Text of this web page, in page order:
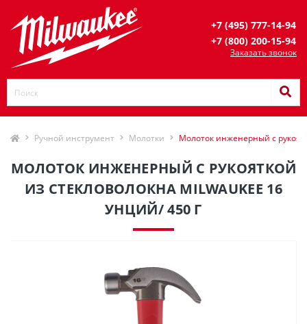
+7 (495) 777-14-94
+7 (800) 200-15-94
Заказать звонок
Ручной инструмент Молотки Молоток инженерный с
МОЛОТОК ИНЖЕНЕРНЫЙ С РУКОЯТКОЙ
ИЗ СТЕКЛОВОЛОКНА MILWAUKEE 16
УНЦИЙ/ 450 Г